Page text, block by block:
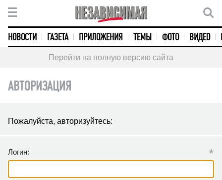
НОВОСТИ ГАЗЕТА ПРИЛОЖЕНИЯ ТЕМЫ ФОТО ВИДЕО
Перейти на полную версию сайта
АВТОРИЗАЦИЯ
Пожалуйста, авторизуйтесь:
Логин: *